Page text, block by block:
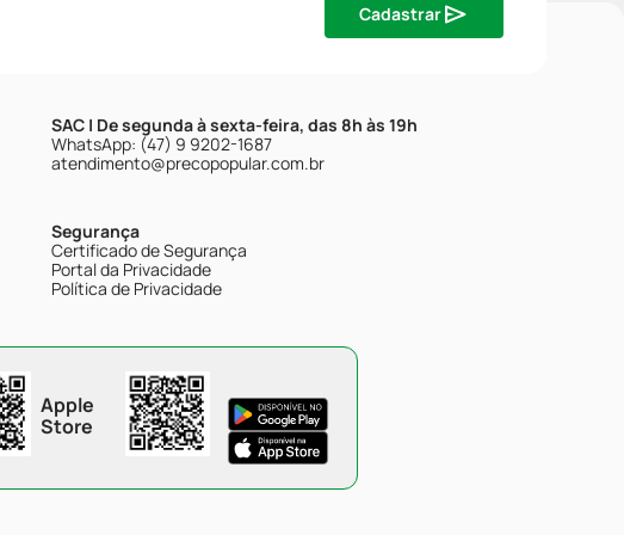
Cadastrar
SAC | De segunda à sexta-feira, das 8h às 19h
WhatsApp: (47) 9 9202-1687
atendimento@precopopular.com.br
Segurança
Certificado de Segurança
Portal da Privacidade
Política de Privacidade
Apple
Store